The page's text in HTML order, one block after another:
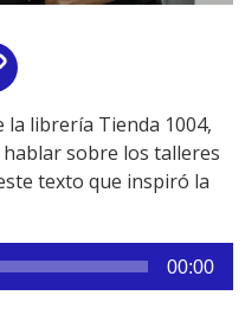
Link
la librería Tienda 1004,
sobre los talleres
texto que inspiró la
00:00